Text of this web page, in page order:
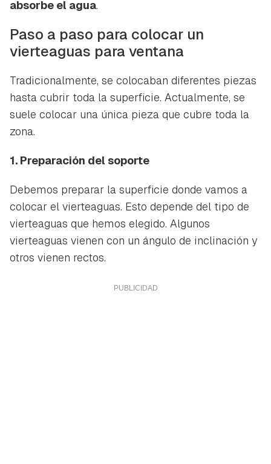
absorbe el agua.
Paso a paso para colocar un
vierteaguas para ventana
Tradicionalmente, se colocaban diferentes piezas
hasta cubrir toda la superficie. Actualmente, se
suele colocar una única pieza que cubre toda la
zona.
1. Preparación del soporte
Debemos preparar la superficie donde vamos a
colocar el vierteaguas. Esto depende del tipo de
vierteaguas que hemos elegido. Algunos
vierteaguas vienen con un ángulo de inclinación y
otros vienen rectos.